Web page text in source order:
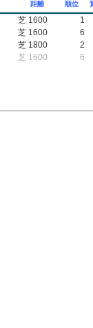
距離 順位
芝 1600 1
芝 1600 6
芝 1800 2
芝 1600 6